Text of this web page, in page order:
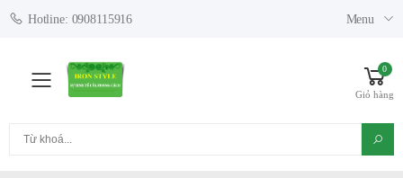
Hotline: 0908115916 Menu
Toggle mobile menu
0
Giỏ hàng